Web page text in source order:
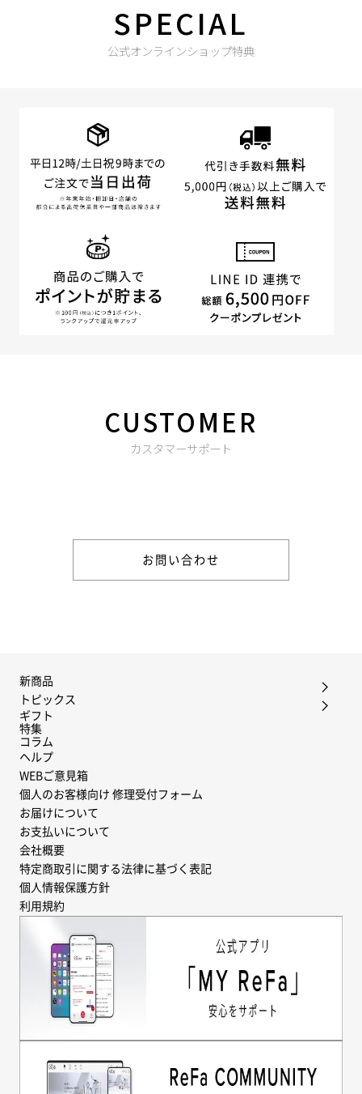
SPECIAL
公式オンラインショップ特典
CUSTOMER
カスタマーサポート
お問い合わせ
新商品
トピックス
ギフト
特集
コラム
ヘルプ
WEBご意見箱
個人のお客様向け 修理受付フォーム
お届けについて
お支払いについて
会社概要
特定商取引に関する法律に基づく表記
個人情報保護方針
利用規約